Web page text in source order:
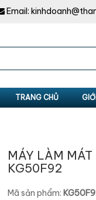
Email:
TRANG CHỦ
MÁY LÀM
KG50F92
Mã sản phẩm: